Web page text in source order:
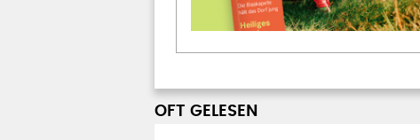
OFT GELESEN